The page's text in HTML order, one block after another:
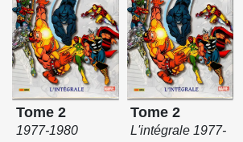
Tome 2
1977-1980
Tome 2
L'intégrale 1977-